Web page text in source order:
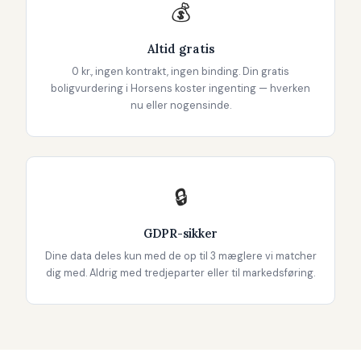
💰
Altid gratis
0 kr., ingen kontrakt, ingen binding. Din gratis
boligvurdering i Horsens koster ingenting — hverken
nu eller nogensinde.
🔒
GDPR-sikker
Dine data deles kun med de op til 3 mæglere vi matcher
dig med. Aldrig med tredjeparter eller til markedsføring.